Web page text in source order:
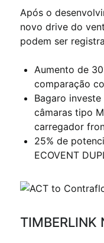
Após o
novo drive do
podem ser
Aumento de
comparação
Bagaro
câmaras tipo
carregador
25% de
ECOVENT
TIMBERLINK